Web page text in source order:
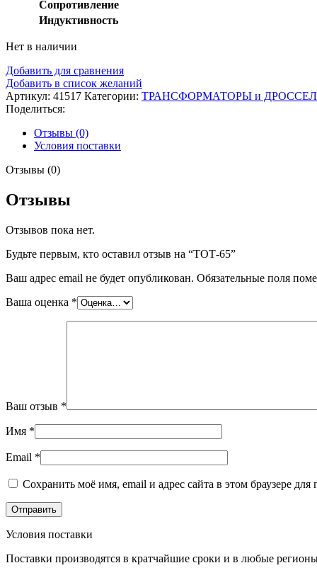
Сопротивление
Индуктивность
Нет в наличии
Добавить для сравнения
Добавить в список желаний
Артикул: 41517 Категории: ТРАНСФОРМАТОРЫ и
Поделиться:
Отзывы (0)
Условия поставки
Отзывы (0)
Отзывы
Отзывов пока нет.
Будьте первым, кто оставил отзыв на “ТОТ-65”
Ваш адрес email не будет опубликован. Обязательные поля
Ваша оценка *
Ваш отзыв *
Имя *
Email *
Сохранить моё имя, email и адрес сайта в этом браузере
Условия поставки
Поставки производятся в кратчайшие сроки и в любые